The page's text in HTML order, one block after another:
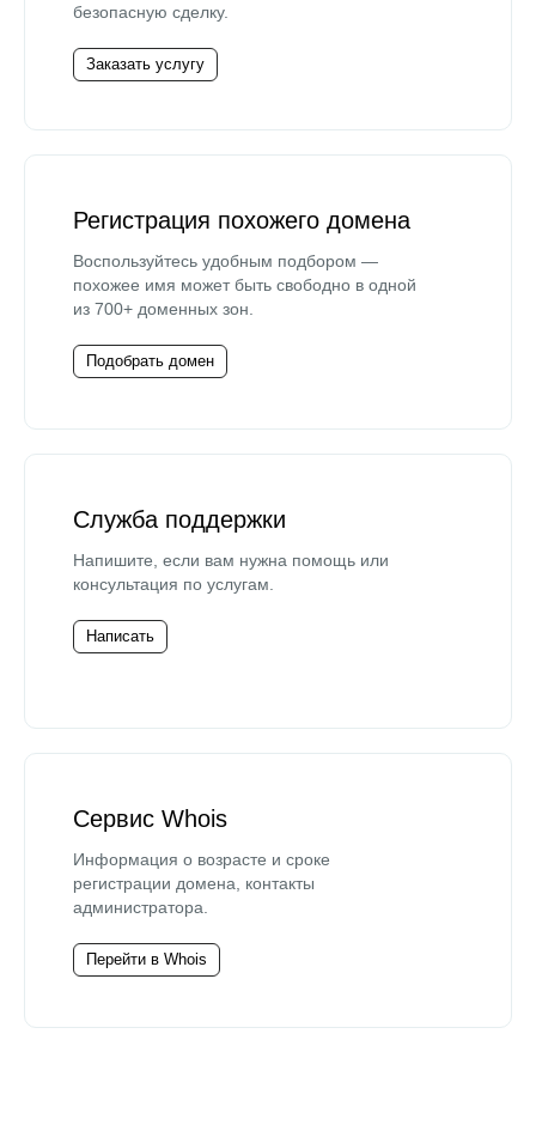
безопасную сделку.
Заказать услугу
Регистрация похожего домена
Воспользуйтесь удобным подбором —
похожее имя может быть свободно в одной
из 700+ доменных зон.
Подобрать домен
Служба поддержки
Напишите, если вам нужна помощь или
консультация по услугам.
Написать
Сервис Whois
Информация о возрасте и сроке
регистрации домена, контакты
администратора.
Перейти в Whois